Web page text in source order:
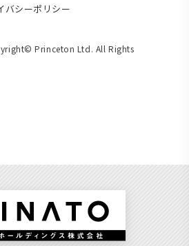
バシーポリシー
Princeton Ltd. All Rights